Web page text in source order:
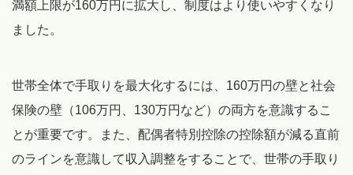
満額上限が160万円に拡大し、制度はより使いやすくなり
ました。
世帯全体で手取りを最大化するには、160万円の壁と社会
保険の壁（106万円、130万円など）の両方を意識するこ
とが重要です。また、配偶者特別控除の控除額が減る直前
のラインを意識して収入調整をすることで、世帯の手取り